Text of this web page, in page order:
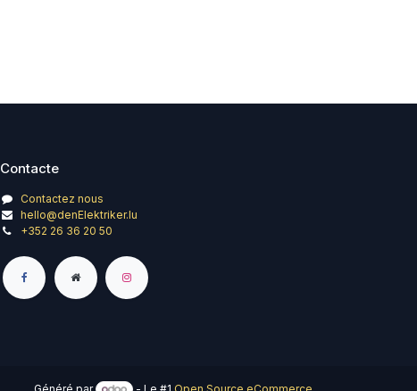
Contacte
Contactez nous
hello@denElektriker.lu
+352 26 36 20 50